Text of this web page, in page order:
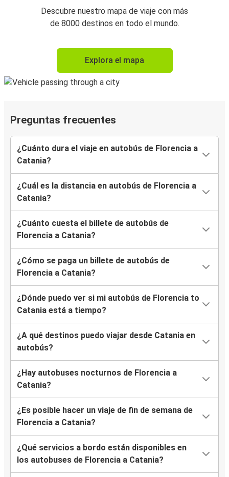
Descubre nuestro mapa de viaje con más
de 8000 destinos en todo el mundo.
Explora el mapa
Preguntas frecuentes
¿Cuánto dura el viaje en autobús de Florencia a
Catania?
¿Cuál es la distancia en autobús de Florencia a
Catania?
¿Cuánto cuesta el billete de autobús de
Florencia a Catania?
¿Cómo se paga un billete de autobús de
Florencia a Catania?
¿Dónde puedo ver si mi autobús de Florencia to
Catania está a tiempo?
¿A qué destinos puedo viajar desde Catania en
autobús?
¿Hay autobuses nocturnos de Florencia a
Catania?
¿Es posible hacer un viaje de fin de semana de
Florencia a Catania?
¿Qué servicios a bordo están disponibles en
los autobuses de Florencia a Catania?